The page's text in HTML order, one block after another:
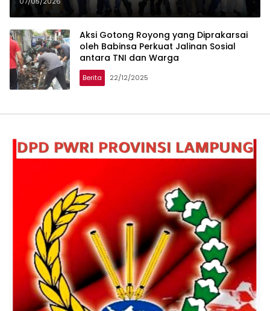
Aksi Gotong Royong yang Diprakarsai
oleh Babinsa Perkuat Jalinan Sosial
antara TNI dan Warga
Berita 22/12/2025